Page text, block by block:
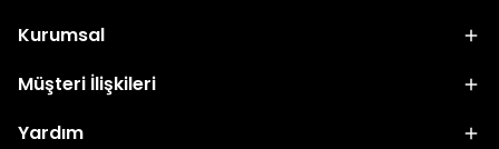
Kurumsal
Müşteri İlişkileri
Yardım